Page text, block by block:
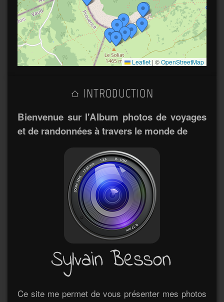
Leaflet | ©OpenStreetMap
INTRODUCTION
Bienvenue sur l'Album photos de voyages
et de randonnées à travers le monde de
Ce site me permet de vous présenter mes photos